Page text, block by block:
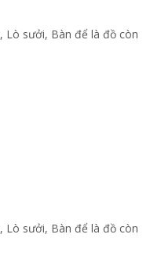
, Lò sưởi, Bàn để là đồ còn
, Lò sưởi, Bàn để là đồ còn